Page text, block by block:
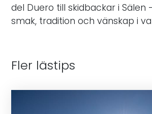
del Duero till skidbackar i Sälen
smak, tradition och vänskap i
Fler lästips